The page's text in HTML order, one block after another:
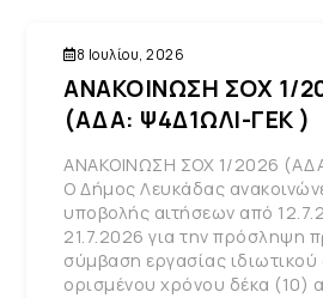
8 Ιουλίου, 2026
ΑΝΑΚΟΙΝΩΣΗ ΣΟΧ 1/
(ΑΔΑ: Ψ4Δ1ΩΛΙ-ΓΕΚ )
ΑΝΑΚΟΙΝΩΣΗ ΣΟΧ 1/2026
Ο Δήμος Λευκάδας
υποβολής αιτήσεων από
21.7.2026 για την πρόσληψη
σύμβαση εργασίας ιδιωτικού
ορισμένου χρόνου δέκα (10)